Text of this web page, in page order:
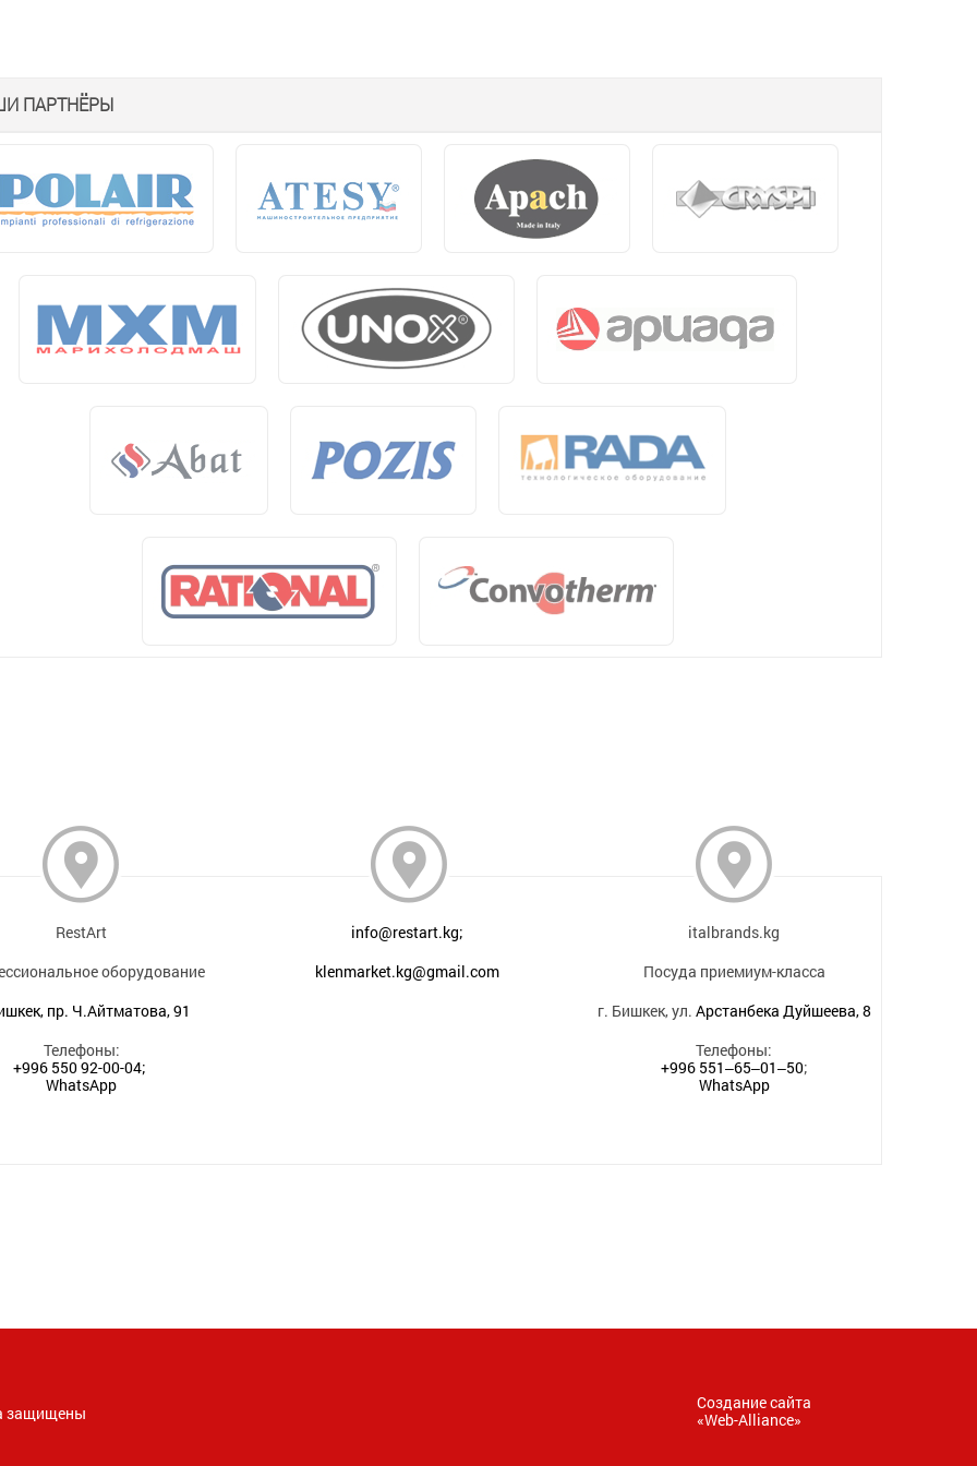
ПАРТНЁРЫ
RestArt
оборудование
пр. Ч.Айтматова, 91
Телефоны:
+996 550 92-00-04;
WhatsApp
info@restart.kg;
klenmarket.kg@gmail.com
italbrands.kg
Посуда приемиум-класса
г. Бишкек, ул. Арстанбека Дуйшеева, 8
Телефоны:
+996 551‒65‒01‒50;
WhatsApp
защищены
Создание сайта
«Web-Alliance»